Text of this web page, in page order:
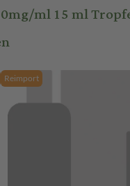
ml 15 ml
Reimport